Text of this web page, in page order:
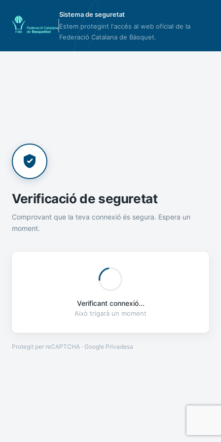
Sistema de seguretat
Estem protegint l'accés al web oficial de la
Federació Catalana de Bàsquet.
Verificació de seguretat
Comprovant que la teva connexió és segura. Espera un
moment.
Verificant connexió...
Això trigarà un moment
Protegit per reCAPTCHA · Google Privadesa